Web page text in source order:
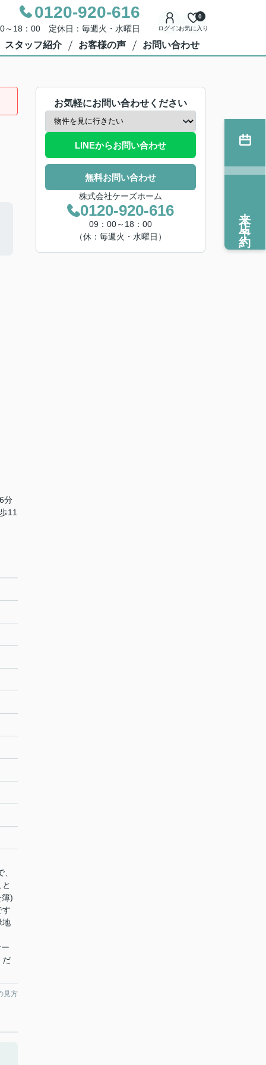
0120-920-616
～18：00 定休日：毎週火・水曜日 ログインお気に入り
0
スタッフ紹介 お客様の声 お問い合わせ
分
11
)
す
地
だ
見方
お気軽にお問い合わせください
LINEからお問い合わせ
無料お問い合わせ
株式会社ケーズホーム
0120-920-616
09：00～18：00
（休：毎週火・水曜日）
来店予約